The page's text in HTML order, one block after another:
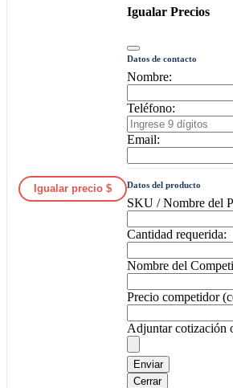
Igualar precio $
Igualar Precios
Datos de contacto
Nombre:
Teléfono:
Email:
Datos del producto
SKU / Nombre del
Cantidad requerida:
Nombre del
Precio competidor
Adjuntar cotización
Enviar
Cerrar